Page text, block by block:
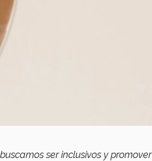
ser inclusivos y promover